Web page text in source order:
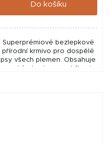
Do košíku
Superprémiové bezlepkové
přírodní krmivo pro dospělé
psy všech plemen. Obsahuje